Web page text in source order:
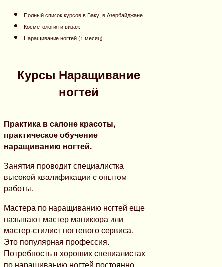
Полный список курсов в Баку, в Азербайджане
Косметология и визаж
Наращивание ногтей (1 месяц)
Курсы Наращивание
ногтей
Практика в салоне красоты,
практическое обучение
наращиванию ногтей.
Занятия проводит специалистка
высокой квалификации с опытом
работы.
Мастера по наращиванию ногтей еще
называют мастер маникюра или
мастер-стилист ногтевого сервиса.
Это популярная профессия.
Потребность в хороших специалистах
по наращиванию ногтей постоянно